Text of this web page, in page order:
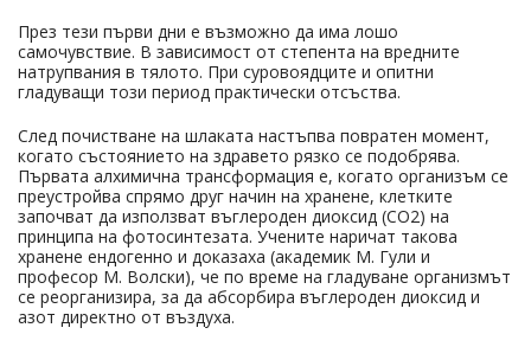
През тези първи дни е възможно да има лошо
самочувствие. В зависимост от степента на вредните
натрупвания в тялото. При суровоядците и опитни
гладуващи този период практически отсъства.
След почистване на шлаката настъпва повратен момент,
когато състоянието на здравето рязко се подобрява.
Първата алхимична трансформация е, когато организъм се
преустройва спрямо друг начин на хранене, клетките
започват да използват въглероден диоксид (СО2) на
принципа на фотосинтезата. Учените наричат такова
хранене ендогенно и доказаха (академик М. Гули и
професор М. Волски), че по време на гладуване организмът
се реорганизира, за да абсорбира въглероден диоксид и
азот директно от въздуха.